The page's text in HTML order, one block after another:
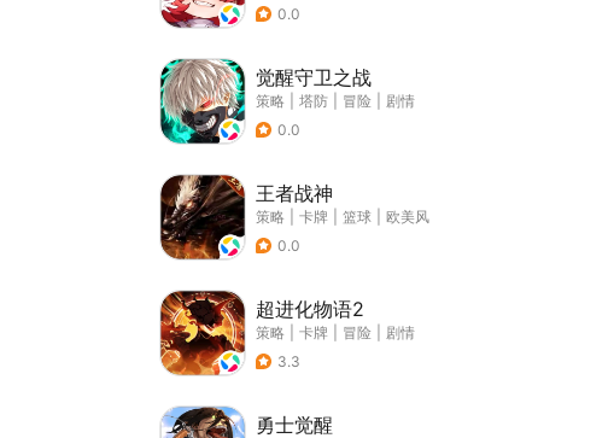
0.0
觉醒守卫之战
策略 塔防 冒险
剧情
0.0
王者战神
策略 卡牌 篮球
欧美风
0.0
超进化物语2
策略 卡牌 冒险
剧情
3.3
勇士觉醒